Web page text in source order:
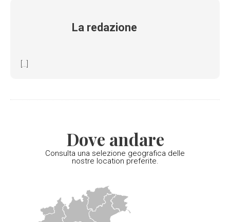
La redazione
[...]
Dove andare
Consulta una selezione geografica delle
nostre location preferite.